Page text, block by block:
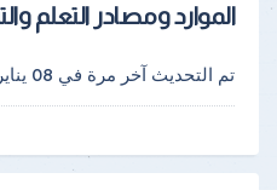
الموارد ومصادر التعلم
تم التحديث آخر مرة في 08 يناير 2025